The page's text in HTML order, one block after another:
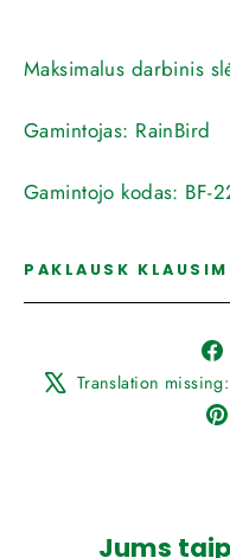
Maksimalus darbinis
Gamintojas: RainBird
Gamintojo kodas: BF-
PAKLAUSK
Translation
Jums